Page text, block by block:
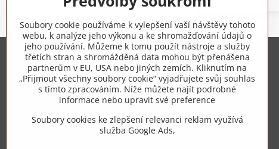
Trovita s.r.o.
+420 775 973 319
info​@zipzop​.cz
Soubory cookie používáme k vylepšení vaší návštěvy tohoto
webu, k analýze jeho výkonu a ke shromažďování údajů o
jeho používání. Můžeme k tomu použít nástroje a služby
třetích stran a shromážděná data mohou být přenášena
partnerům v EU, USA nebo jiných zemích. Kliknutím na
„Přijmout všechny soubory cookie“ vyjadřujete svůj souhlas
s tímto zpracováním. Níže můžete najít podrobné
informace nebo upravit své preference
Soubory cookies ke zlepšení relevanci reklam využívá
služba Google Ads,